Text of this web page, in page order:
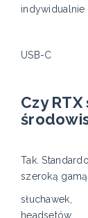
indywidualnie
USB-C
Czy
Tak.
szeroką gamą:
słuchawek,
headsetów.